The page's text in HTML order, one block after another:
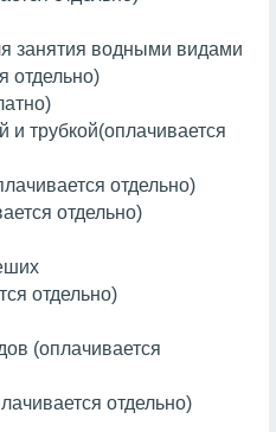
занятия водными видами
отдельно)
и трубкой(оплачивается
отдельно)
отдельно)
отдельно)
(оплачивается
отдельно)